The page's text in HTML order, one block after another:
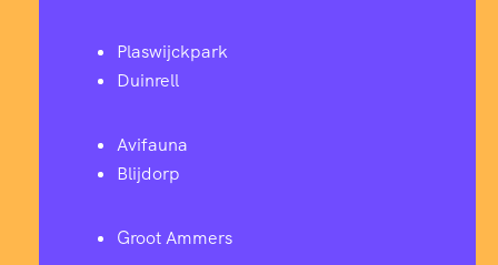
Plaswijckpark
Duinrell
Avifauna
Blijdorp
Groot Ammers